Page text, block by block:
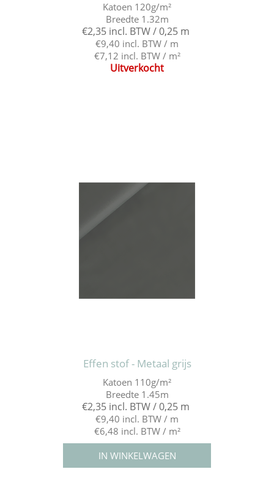
Katoen 120g/m²
Breedte 1.32m
€2,35 incl. BTW / 0,25 m
€9,40 incl. BTW / m
€7,12 incl. BTW / m²
Uitverkocht
Effen stof - Metaal grijs
Katoen 110g/m²
Breedte 1.45m
€2,35 incl. BTW / 0,25 m
€9,40 incl. BTW / m
€6,48 incl. BTW / m²